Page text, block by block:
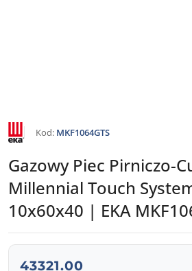
NAZWA
PRODUCENTA:
EKA
Kod: MKF1064GTS
Gazowy Piec Pirniczo-
Millennial Touch
10x60x40 | EKA
cena:
43321.00